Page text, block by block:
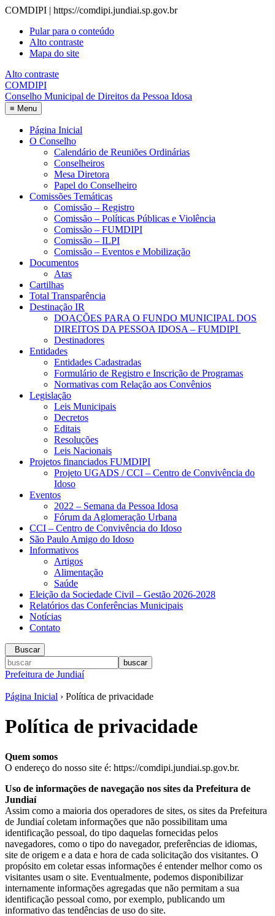
COMDIPI | https://comdipi.jundiai.sp.gov.br
Pular para o conteúdo
Alto contraste
Mapa do site
Alto contraste
COMDIPI
Conselho Municipal de Direitos da Pessoa Idosa
≡ Menu
Página Inicial
O Conselho
Calendário de Reuniões Ordinárias
Conselheiros
Mesa Diretora
Papel do Conselheiro
Comissões Temáticas
Comissão – Registro
Comissão – Políticas Públicas e Violência
Comissão – FUMDIPI
Comissão – ILPI
Comissão – Eventos e Mobilização
Documentos
Atas
Cartilhas
Total Transparência
Destinação IR
DOAÇÕES PARA O FUNDO MUNICIPAL DOS
DIREITOS DA PESSOA IDOSA – FUMDIPI
Destinadores
Entidades
Entidades Cadastradas
Formulário de Registro e Inscrição de Programas
Normativas com Relação aos Convênios
Legislação
Leis Municipais
Decretos
Editais
Resoluções
Leis Nacionais
Projetos financiados FUMDIPI
Projeto UGADS / CCI – Centro de Convivência do
Idoso
Eventos
2022 – Semana da Pessoa Idosa
Fórum da Aglomeração Urbana
CCI – Centro de Convivência do Idoso
São Paulo Amigo do Idoso
Informativos
Artigos
Alimentação
Saúde
Eleição da Sociedade Civil – Gestão 2026-2028
Relatórios das Conferências Municipais
Notícias
Contato
Buscar
Prefeitura de Jundiaí
Página Inicial › Política de privacidade
Política de privacidade
Quem somos
O endereço do nosso site é: https://comdipi.jundiai.sp.gov.br.
Uso de informações de navegação nos sites da Prefeitura de
Jundiaí
Assim como a maioria dos operadores de sites, os sites da Prefeitura
de Jundiaí coletam informações que não possibilitam uma
identificação pessoal, do tipo daquelas fornecidas pelos
navegadores, como o tipo do navegador, preferências de idiomas,
site de origem e a data e hora de cada solicitação dos visitantes. O
propósito em coletar essas informações é entender melhor como os
visitantes usam o site. Eventualmente, podemos disponibilizar
internamente informações agregadas que não permitam a sua
identificação pessoal como, por exemplo, publicando um
informativo das tendências de uso do site.